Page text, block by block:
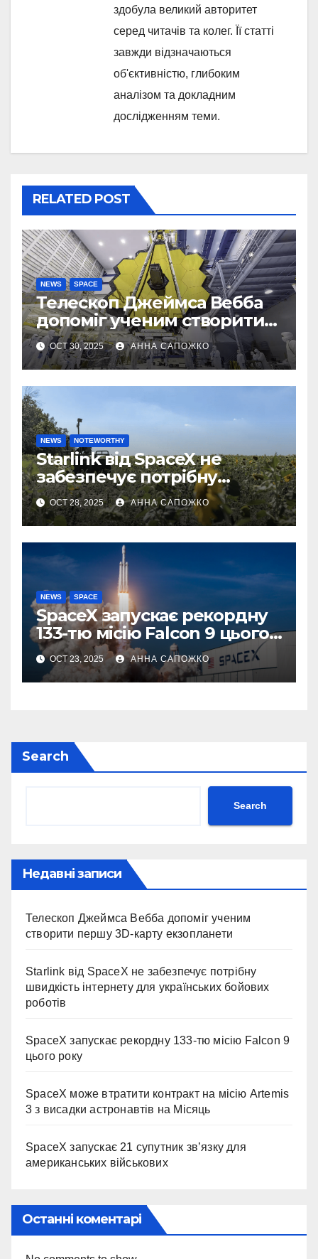
здобула великий авторитет
серед читачів та колег. Її статті
завжди відзначаються
об'єктивністю, глибоким
аналізом та докладним
дослідженням теми.
RELATED POST
NEWS SPACE
Телескоп Джеймса Вебба
допоміг ученим створити
першу 3D-карту
екзопланети
OCT 30, 2025 АННА САПОЖКО
NEWS NOTEWORTHY
Starlink від SpaceX не
забезпечує потрібну
швидкість інтернету для
українських бойових
роботів
OCT 28, 2025 АННА САПОЖКО
NEWS SPACE
SpaceX запускає рекордну
133-тю місію Falcon 9 цього
року
OCT 23, 2025 АННА САПОЖКО
Search
Search
Недавні записи
Телескоп Джеймса Вебба допоміг ученим
створити першу 3D-карту екзопланети
Starlink від SpaceX не забезпечує потрібну
швидкість інтернету для українських бойових
роботів
SpaceX запускає рекордну 133-тю місію Falcon 9
цього року
SpaceX може втратити контракт на місію Artemis
3 з висадки астронавтів на Місяць
SpaceX запускає 21 супутник зв’язку для
американських військових
Останні коментарі